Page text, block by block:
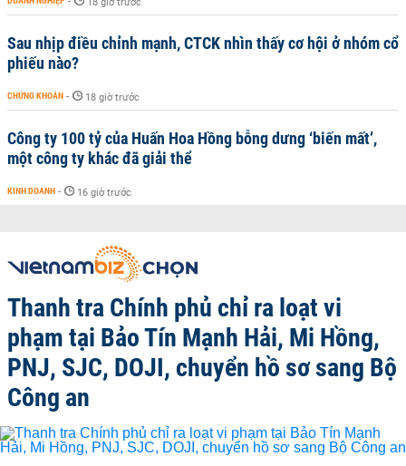
Sau nhịp điều chỉnh mạnh, CTCK nhìn thấy cơ hội ở nhóm cổ
phiếu nào?
CHỨNG KHOÁN - 18 giờ trước
Công ty 100 tỷ của Huấn Hoa Hồng bỗng dưng ‘biến mất’,
một công ty khác đã giải thể
KINH DOANH - 16 giờ trước
Thanh tra Chính phủ chỉ ra loạt vi
phạm tại Bảo Tín Mạnh Hải, Mi Hồng,
PNJ, SJC, DOJI, chuyển hồ sơ sang Bộ
Công an